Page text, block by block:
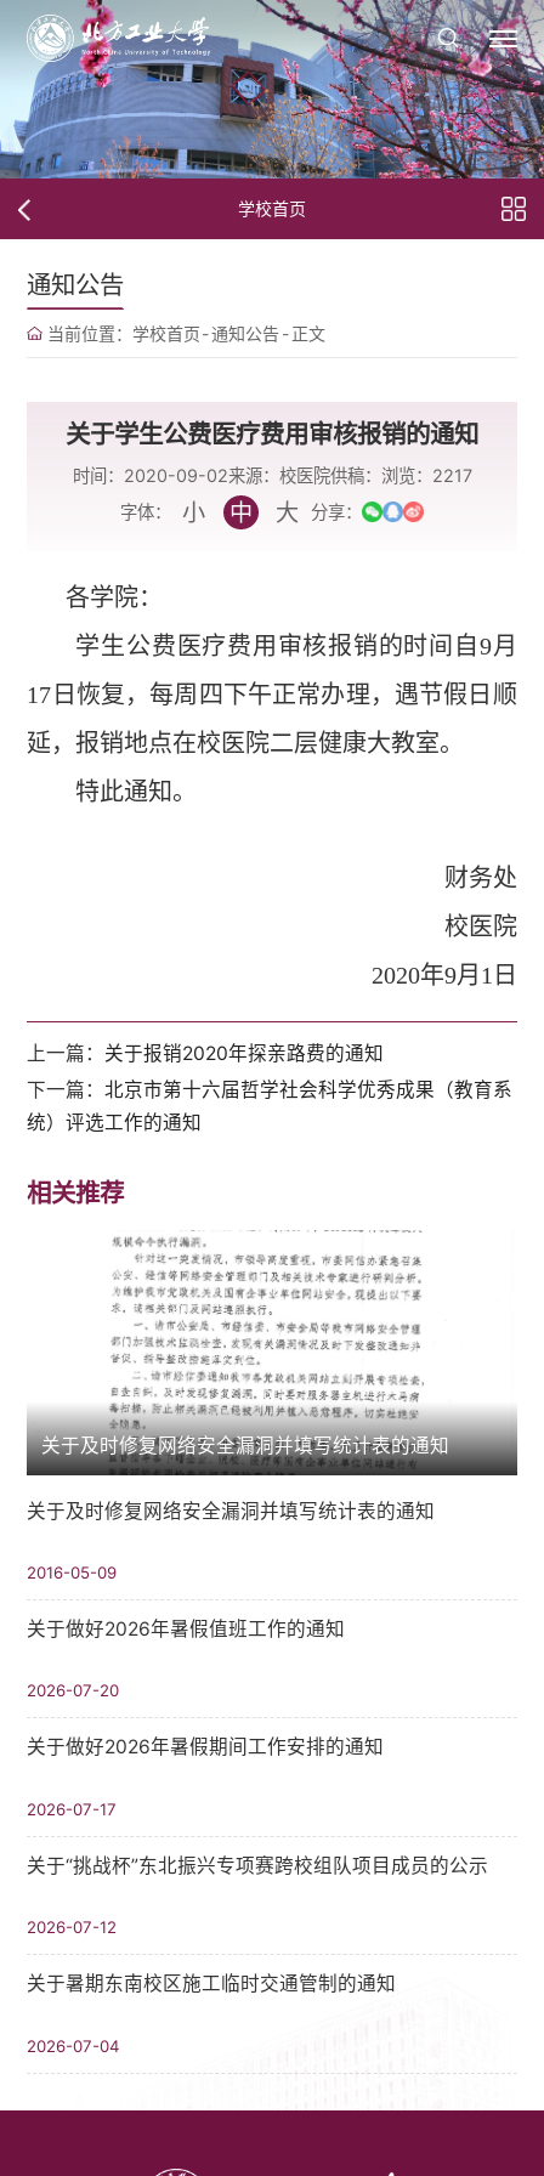
学校首页
通知公告
当前位置： 学校首页-通知公告-正文
关于学生公费医疗费用审核报销的通知
时间：2020-09-02来源：校医院供稿： 浏览： 2217
字体：
小 中 大 分享：
各学院：
学生公费医疗费用审核报销的时间自9月
17日恢复，每周四下午正常办理，遇节假日顺
延，报销地点在校医院二层健康大教室。
特此通知。
财务处
校医院
2020年9月1日
上一篇： 关于报销2020年探亲路费的通知
下一篇：北京市第十六届哲学社会科学优秀成果（教育系
统）评选工作的通知
相关推荐
关于及时修复网络安全漏洞并填写统计表的通知
关于及时修复网络安全漏洞并填写统计表的通知
2016-05-09
关于做好2026年暑假值班工作的通知
2026-07-20
关于做好2026年暑假期间工作安排的通知
2026-07-17
关于“挑战杯”东北振兴专项赛跨校组队项目成员的公示
2026-07-12
关于暑期东南校区施工临时交通管制的通知
2026-07-04